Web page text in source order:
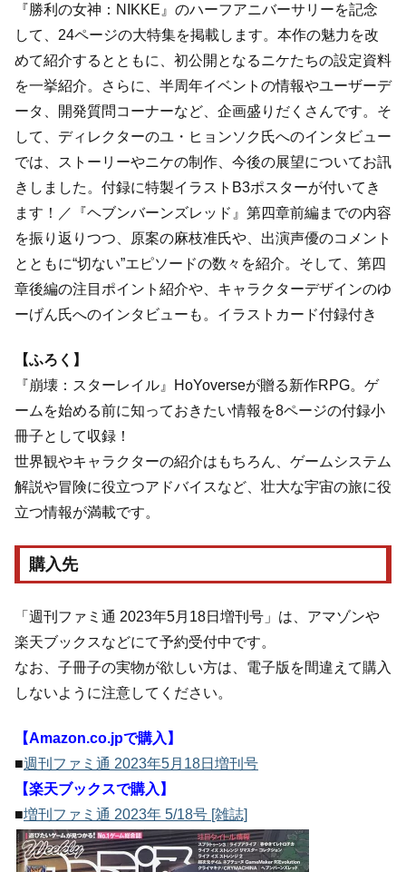
『勝利の女神：NIKKE』のハーフアニバーサリーを記念
して、24ページの大特集を掲載します。本作の魅力を改
めて紹介するとともに、初公開となるニケたちの設定資料
を一挙紹介。さらに、半周年イベントの情報やユーザーデ
ータ、開発質問コーナーなど、企画盛りだくさんです。そ
して、ディレクターのユ・ヒョンソク氏へのインタビュー
では、ストーリーやニケの制作、今後の展望についてお訊
きしました。付録に特製イラストB3ポスターが付いてき
ます！／『ヘブンバーンズレッド』第四章前編までの内容
を振り返りつつ、原案の麻枝准氏や、出演声優のコメント
とともに“切ない”エピソードの数々を紹介。そして、第四
章後編の注目ポイント紹介や、キャラクターデザインのゆ
ーげん氏へのインタビューも。イラストカード付録付き
【ふろく】
『崩壊：スターレイル』HoYoverseが贈る新作RPG。ゲ
ームを始める前に知っておきたい情報を8ページの付録小
冊子として収録！
世界観やキャラクターの紹介はもちろん、ゲームシステム
解説や冒険に役立つアドバイスなど、壮大な宇宙の旅に役
立つ情報が満載です。
購入先
「週刊ファミ通 2023年5月18日増刊号」は、アマゾンや
楽天ブックスなどにて予約受付中です。
なお、子冊子の実物が欲しい方は、電子版を間違えて購入
しないように注意してください。
【Amazon.co.jpで購入】
■週刊ファミ通 2023年5月18日増刊号
【楽天ブックスで購入】
■増刊ファミ通 2023年 5/18号 [雑誌]